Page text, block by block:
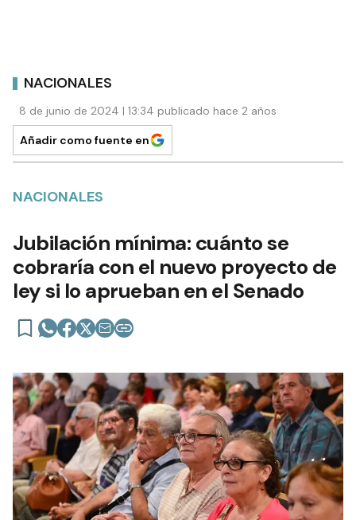
NACIONALES
8 de junio de 2024 | 13:34 publicado hace 2 años
Añadir como fuente en
NACIONALES
Jubilación mínima: cuánto se
cobraría con el nuevo proyecto de
ley si lo aprueban en el Senado